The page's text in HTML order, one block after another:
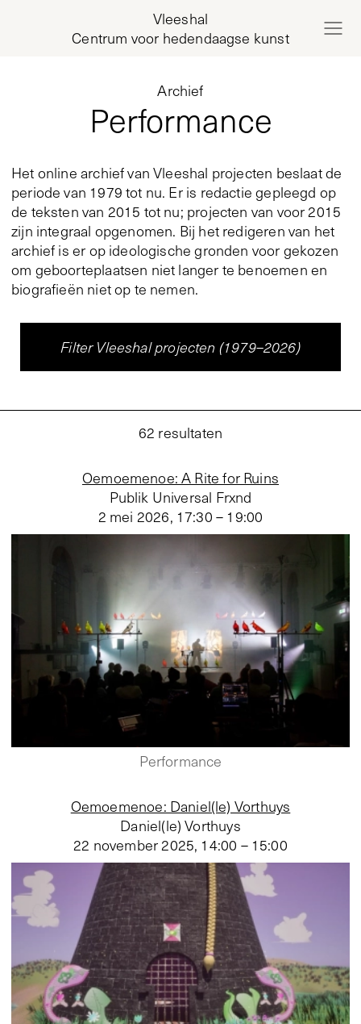
Vleeshal
Centrum voor hedendaagse kunst
Archief
Performance
Het online archief van Vleeshal projecten beslaat de
periode van 1979 tot nu. Er is redactie gepleegd op
de teksten van 2015 tot nu; projecten van voor 2015
zijn integraal opgenomen. Bij het redigeren van het
archief is er op ideologische gronden voor gekozen
om geboorteplaatsen niet langer te benoemen en
biografieën niet op te nemen.
Filter Vleeshal projecten (1979–2026)
62 resultaten
Oemoemenoe: A Rite for Ruins
Publik Universal Frxnd
2 mei 2026, 17:30 – 19:00
Performance
Oemoemenoe: Daniel(le) Vorthuys
Daniel(le) Vorthuys
22 november 2025, 14:00 – 15:00